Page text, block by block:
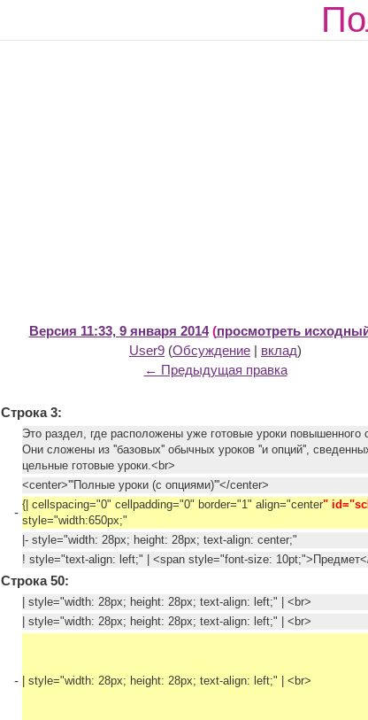
Версия 11:33, 9 января 2014(просмотреть
User9 (Обсуждение | вклад)
← Предыдущая правка
Строка 3:
Это раздел, где расположены уже готовые уроки повышенного
Они сложены из ''базовых'' обычных уроков ''и опций'',
цельные готовые уроки.<br>
<center>'''Полные уроки (с опциями)'''</center>
- {| cellspacing="0" cellpadding="0" border="1" align="center"
style="width:650px;"
|- style="width: 28px; height: 28px; text-align: center;"
! style="text-align: left;" | <span style="font-size:
Строка 50:
| style="width: 28px; height: 28px; text-align: left;" | <br>
| style="width: 28px; height: 28px; text-align: left;" | <br>
- | style="width: 28px; height: 28px; text-align: left;" | <br>